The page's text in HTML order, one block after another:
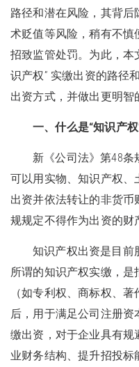
路径和潜在风险，其背
术贬值等风险，稍有不
招致监管处罚。为此，本
识产权” 实缴出资的路径
出资方式，并做出更明智
一、什么是“知识产
新《公司法》第48
可以用实物、知识产权
出资并依法转让的非货
规规定不得作为出资的财
知识产权出资是目前
所谓的知识产权实缴，
（如专利权、商标权、
后，用于满足公司注册
缴出资，对于企业具有
业财务结构、提升招投标